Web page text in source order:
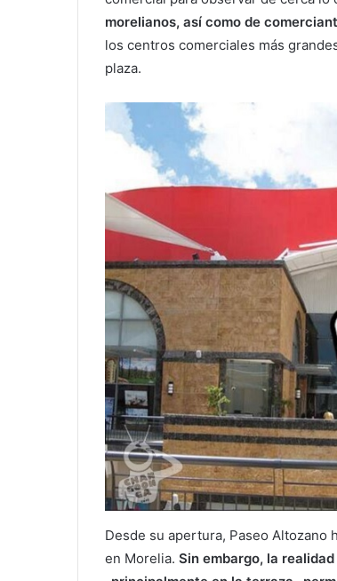
morelianos, así como de
los centros comerciales más
plaza.
Desde su apertura, Paseo
en Morelia. Sin embargo, la